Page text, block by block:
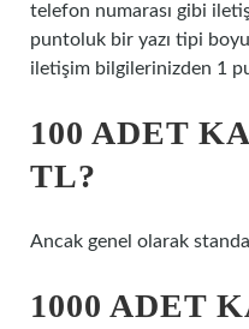
telefon numarası gibi
puntoluk bir yazı tipi
iletişim bilgilerinizden 1
100 ADET
TL?
Ancak genel olarak
1000 ADET